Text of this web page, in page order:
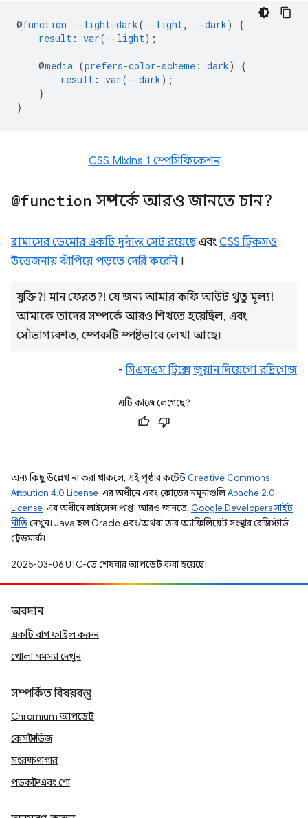
@function --light-dark(--light, --dark)
{
result : var(--light);
@media (prefers-color-scheme : dark)
{
result : var(--dark);
}
}
CSS Mixins 1 স্পেসিফিকেশন
@function সম্পর্কে আরও জানতে চান?
ব্রামাসের ডেমোর একটি দুর্দান্ত সেট রয়েছেএবং CSS ট্রিকসও
উত্তেজনায় ঝাঁপিয়ে পড়তে দেরি করেনি।
যুক্তি?! মান ফেরত?! যে জন্য আমার কফি আউট থুতু মূল্য!
আমাকে তাদের সম্পর্কে আরও শিখতে হয়েছিল, এবং
সৌভাগ্যবশত, স্পেকটি স্পষ্টভাবে লেখা আছে।
-সিএসএস ট্রিক্সে জুয়ান দিয়েগো রদ্রিগেজ
এটি কাজে লেগেছে?
অন্য কিছু উল্লেখ না করা থাকলে, এই পৃষ্ঠার কন্টেন্ট Creative Commons
Attribution 4.0 License-এর অধীনে এবং কোডের নমুনাগুলিApache 2.0
License-এর অধীনে লাইসেন্স প্রাপ্ত। আরও জানতে, Google Developers সাইট
নীতিদেখুন। Java হল Oracle এবং/অথবা তার অ্যাফিলিয়েট সংস্থার রেজিস্টার্ড
ট্রেডমার্ক।
2025-03-06 UTC-তে শেষবার আপডেট করা হয়েছে।
অবদান
একটি বাগ ফাইল করুন
খোলা সমস্যা দেখুন
সম্পর্কিত বিষয়বস্তু
Chromium আপডেট
কেস স্টাডিজ
সংরক্ষণাগার
পডকাস্ট এবং শো